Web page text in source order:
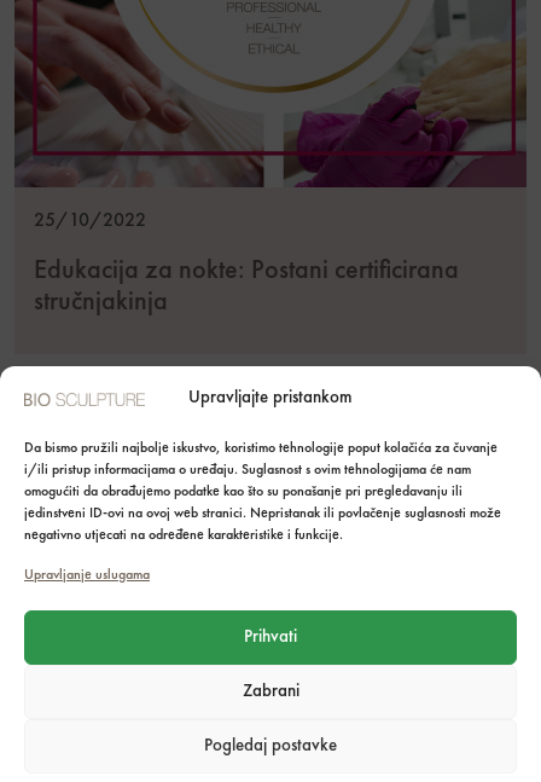
Upravljajte pristankom
Da bismo pružili najbolje iskustvo, koristimo tehnologije poput kolačića za čuvanje
i/ili pristup informacijama o uređaju. Suglasnost s ovim tehnologijama će nam
omogućiti da obrađujemo podatke kao što su ponašanje pri pregledavanju ili
jedinstveni ID-ovi na ovoj web stranici. Nepristanak ili povlačenje suglasnosti može
negativno utjecati na određene karakteristike i funkcije.
Upravljanje uslugama
Prihvati
Zabrani
Pogledaj postavke
25/10/2022
Edukacija za nokte: Postani certificirana
stručnjakinja